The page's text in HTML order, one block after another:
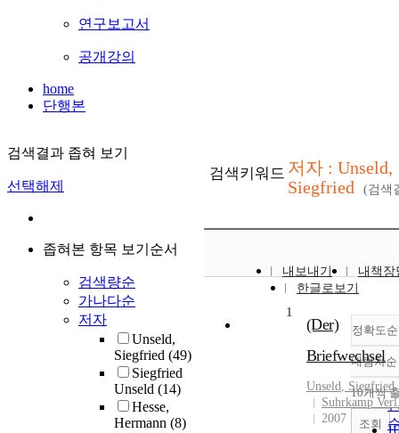
연구보고서
공개강의
home
단행본
검색결과 좁혀 보기
선택해제
좁혀본 항목 보기순서
검색량순
가나다순
저자
Unseld,
Siegfried (49)
Siegfried
Unseld (14)
Hesse,
Hermann (8)
검색키워드 저자 : Unseld,
Siegfried
(검색
내보내기
내책장
한글로보기
정확도순
내림차순
10개씩
조회
1
(Der)
Briefwechsel
Unseld, Siegfried
Suhrkamp
2007